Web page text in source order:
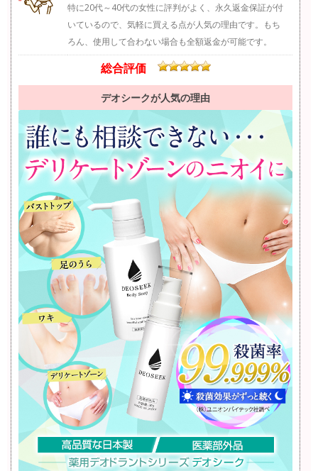
特に20代～40代の女性に評判がよく、永久返金保証が付
いているので、気軽に買える点が人気の理由です。もち
ろん、使用して合わない場合も全額返金が可能です。
総合評価
デオシークが人気の理由